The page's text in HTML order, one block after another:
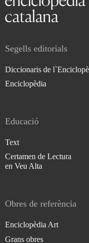
Segells editorials
Diccionaris de
Enciclopèdia
Educació
Text
Certamen de Lectura
en Veu Alta
Obres de referència
Enciclopèdia Art
Grans obres